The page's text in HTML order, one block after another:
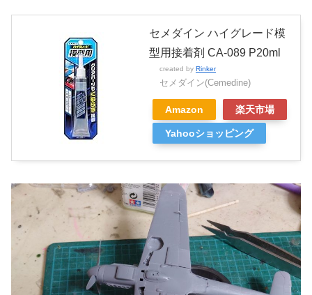
セメダイン ハイグレード模
型用接着剤 CA-089 P20ml
created by Rinker
セメダイン(Cemedine)
Amazon 楽天市場
Yahooショッピング